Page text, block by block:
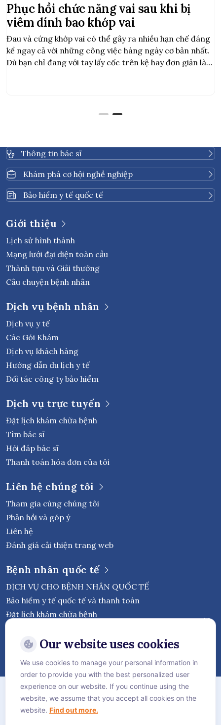
Phục hồi chức năng vai sau khi bị
viêm dính bao khớp vai
Đau và cứng khớp vai có thể gây ra nhiều hạn chế đáng
kể ngay cả với những công việc hàng ngày cơ bản nhất.
Dù bạn chỉ đang với tay lấy cốc trên kệ hay đơn giản là
Thông tin bác sĩ
Khám phá cơ hội nghề nghiệp
Bảo hiểm y tế quốc tế
Giới thiệu
Lịch sử hình thành
Mạng lưới đại diện toàn cầu
Thành tựu và Giải thưởng
Câu chuyện bệnh nhân
Dịch vụ bệnh nhân
Dịch vụ y tế
Các Gói Khám
Dịch vụ khách hàng
Hướng dẫn du lịch y tế
Đối tác công ty bảo hiểm
Dịch vụ trực tuyến
Đặt lịch khám chữa bệnh
Tìm bác sĩ
Hỏi đáp bác sĩ
Thanh toán hóa đơn của tôi
Liên hệ chúng tôi
Tham gia cùng chúng tôi
Phản hồi và góp ý
Liên hệ
Đánh giá cải thiện trang web
Bệnh nhân quốc tế
DỊCH VỤ CHO BỆNH NHÂN QUỐC TẾ
Bảo hiểm y tế quốc tế và thanh toán
Đặt lịch khám chữa bệnh
Theo dõi Bệnh viện Quốc tế Vejthani
Chính sách bảo mật
Chính sách Cookie
Our website uses cookies
We use cookies to manage your personal information in
order to provide you with the best personalized user
experience on our website. If you continue using the
website, we assume that you accept all cookies on the
website. Find out more.